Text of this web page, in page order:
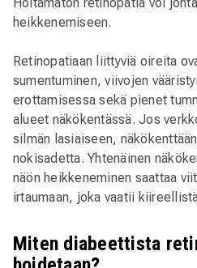
heikkenemiseen.
Retinopatiaan liittyviä oireita
sumentuminen, viivojen
erottamisessa sekä pienet
alueet näkökentässä. Jos
silmän lasiaiseen,
nokisadetta. Yhtenäinen
näön heikkeneminen saattaa
irtaumaan, joka vaatii
Miten diabeettista